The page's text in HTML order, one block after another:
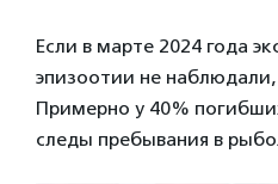
Если в марте 2024 года
эпизоотии не
Примерно у 40%
следы пребывания в